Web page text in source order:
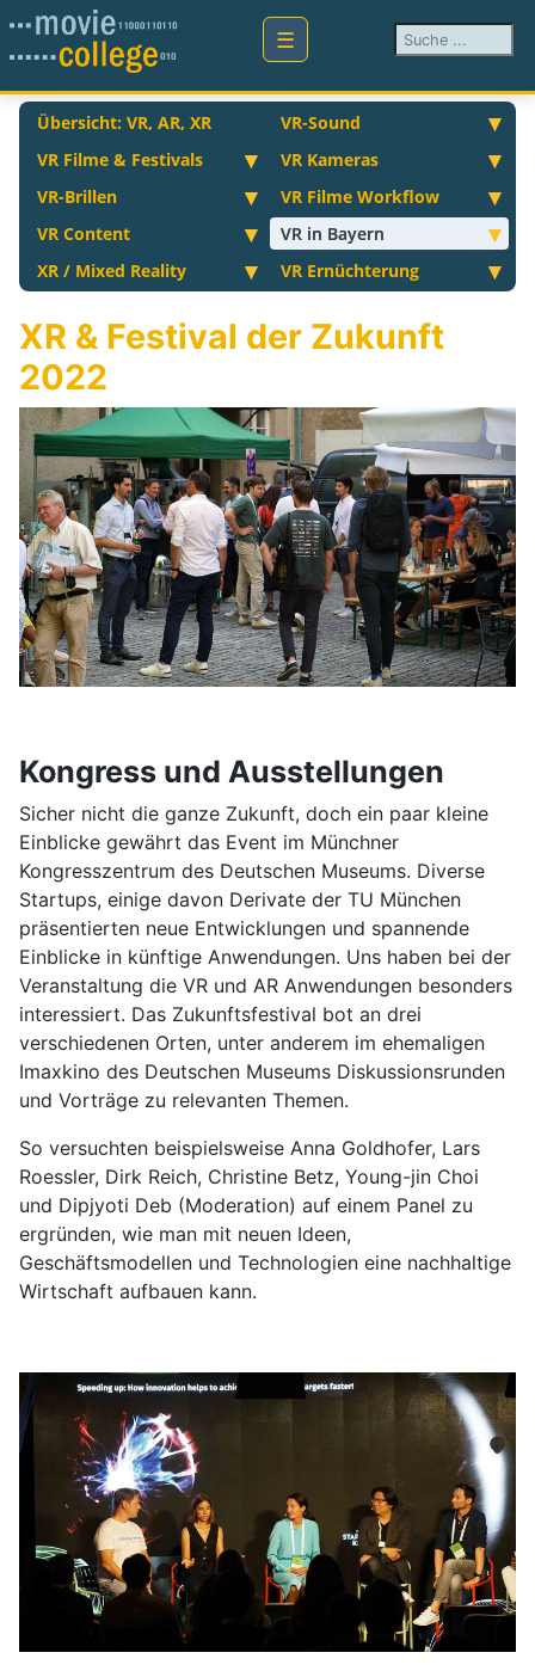
Suchen ...
Übersicht: VR, AR, XR
VR-Sound
VR Filme & Festivals
VR Kameras
VR-Brillen
VR Filme Workflow
VR Content
VR in Bayern
XR / Mixed Reality
VR Ernüchterung
XR & Festival der Zukunft
2022
Kongress und Ausstellungen
Sicher nicht die ganze Zukunft, doch ein paar kleine
Einblicke gewährt das Event im Münchner
Kongresszentrum des Deutschen Museums. Diverse
Startups, einige davon Derivate der TU München
präsentierten neue Entwicklungen und spannende
Einblicke in künftige Anwendungen. Uns haben bei der
Veranstaltung die VR und AR Anwendungen besonders
interessiert. Das Zukunftsfestival bot an drei
verschiedenen Orten, unter anderem im ehemaligen
Imaxkino des Deutschen Museums Diskussionsrunden
und Vorträge zu relevanten Themen.
So versuchten beispielsweise Anna Goldhofer, Lars
Roessler, Dirk Reich, Christine Betz, Young-jin Choi
und Dipjyoti Deb (Moderation) auf einem Panel zu
ergründen, wie man mit neuen Ideen,
Geschäftsmodellen und Technologien eine nachhaltige
Wirtschaft aufbauen kann.